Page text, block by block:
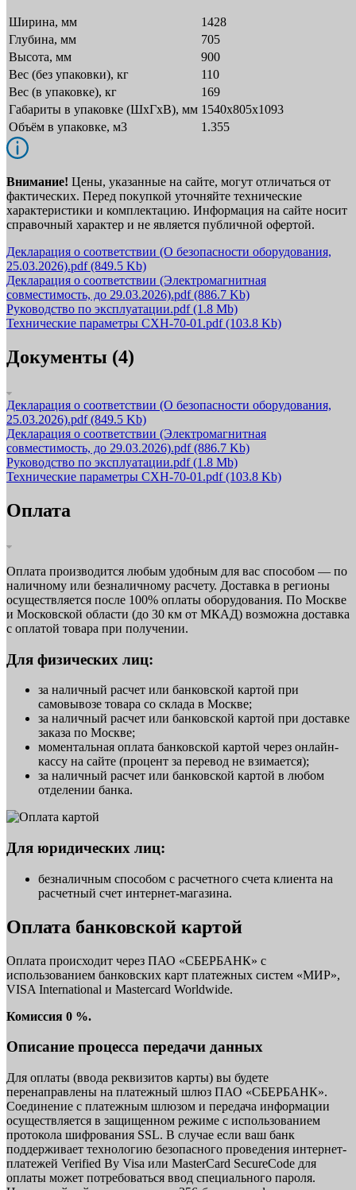
Ширина, мм
1428
Глубина, мм
705
Высота, мм
900
Вес (без упаковки), кг
110
Вес (в упаковке), кг
169
Габариты в упаковке (ШxГxВ), мм 1540х805х1093
Объём в упаковке, м3
1.355
Внимание! Цены, указанные на сайте, могут отличаться от
фактических. Перед покупкой уточняйте технические
характеристики и комплектацию. Информация на сайте носит
справочный характер и не является публичной офертой.
Декларация о соответствии (О безопасности оборудования,
25.03.2026).pdf(849.5 Kb)
Декларация о соответствии (Электромагнитная
совместимость, до 29.03.2026).pdf(886.7 Kb)
Руководство по эксплуатации.pdf(1.8 Mb)
Технические параметры СХН-70-01.pdf(103.8 Kb)
Документы (4)
Декларация о соответствии (О безопасности оборудования,
25.03.2026).pdf(849.5 Kb)
Декларация о соответствии (Электромагнитная
совместимость, до 29.03.2026).pdf(886.7 Kb)
Руководство по эксплуатации.pdf(1.8 Mb)
Технические параметры СХН-70-01.pdf(103.8 Kb)
Оплата
Оплата производится любым удобным для вас способом — по
наличному или безналичному расчету. Доставка в регионы
осуществляется после 100% оплаты оборудования. По Москве
и Московской области (до 30 км от МКАД) возможна доставка
с оплатой товара при получении.
Для физических лиц:
за наличный расчет или банковской картой при
самовывозе товара со склада в Москве;
за наличный расчет или банковской картой при доставке
заказа по Москве;
моментальная оплата банковской картой через онлайн-
кассу на сайте (процент за перевод не взимается);
за наличный расчет или банковской картой в любом
отделении банка.
Для юридических лиц:
безналичным способом с расчетного счета клиента на
расчетный счет интернет-магазина.
Оплата банковской картой
Оплата происходит через ПАО «СБЕРБАНК» с
использованием банковских карт платежных систем «МИР»,
VISA International и Mastercard Worldwide.
Комиссия 0 %.
Описание процесса передачи данных
Для оплаты (ввода реквизитов карты) вы будете
перенаправлены на платежный шлюз ПАО «СБЕРБАНК».
Соединение с платежным шлюзом и передача информации
осуществляется в защищенном режиме с использованием
протокола шифрования SSL. В случае если ваш банк
поддерживает технологию безопасного проведения интернет-
платежей Verified By Visa или MasterCard SecureCode для
оплаты может потребоваться ввод специального пароля.